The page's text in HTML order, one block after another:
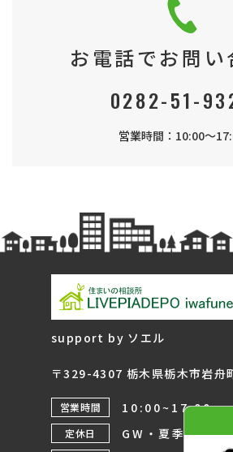
お電話でお問い
0282-51-
営業時間：10:00～
support by ソエル
〒329-4307 栃木県栃木市岩舟
営業時間 10:00~17:00
定休日 GW・夏季・年末